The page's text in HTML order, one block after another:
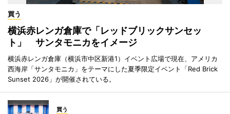
買う
横浜赤レンガ倉庫で「レッドブリックサンセッ
ト」 サンタモニカをイメージ
横浜赤レンガ倉庫（横浜市中区新港1）イベント広場で現在、アメリカ
西海岸「サンタモニカ」をテーマにした夏季限定イベント「Red Brick
Sunset 2026」が開催されている。
買う